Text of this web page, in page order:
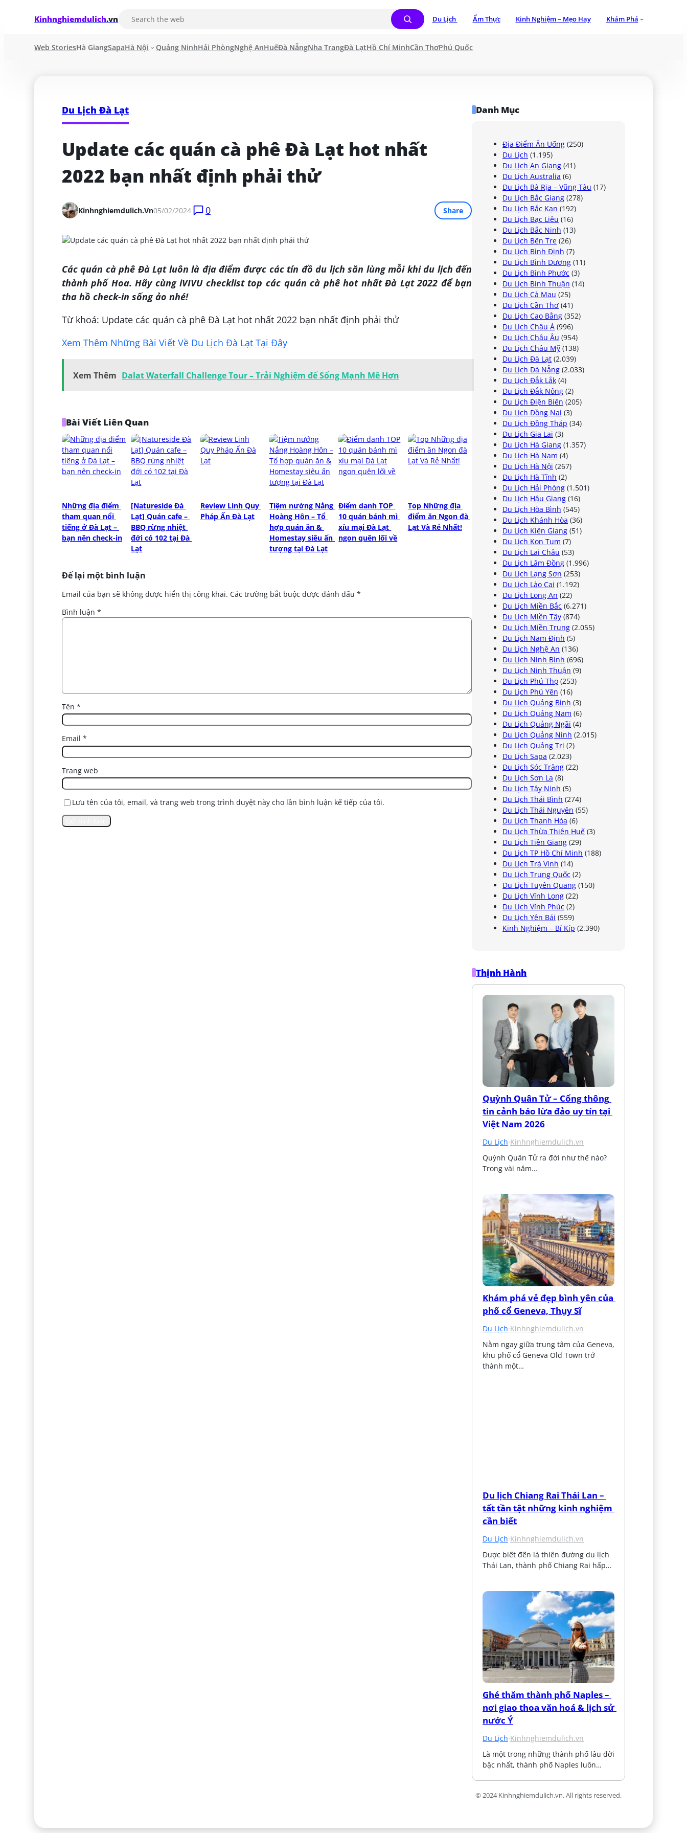
Kinhnghiemdulich.vn Du Lịch Ẩm Thực Kinh Nghiệm – Mẹo Hay Khám Phá
Web StoriesHà GiangSapaHà Nội Quảng NinhHải PhòngNghệ AnHuếĐà NẵngNha TrangĐà LạtHồ Chí MinhCần ThơPhú Quốc
Du Lịch Đà Lạt
Update các quán cà phê Đà Lạt hot nhất
2022 bạn nhất định phải thử
Kinhnghiemdulich.vn05/02/2024 0 Share
Các quán cà phê Đà Lạt luôn là địa điểm được các tín đồ du lịch săn lùng mỗi khi du lịch đến
thành phố Hoa. Hãy cùng iVIVU checklist top các quán cà phê hot nhất Đà Lạt 2022 để bạn
tha hồ check-in sống ảo nhé!
Từ khoá: Update các quán cà phê Đà Lạt hot nhất 2022 bạn nhất định phải thử
Xem Thêm Những Bài Viết Về Du Lịch Đà Lạt Tại Đây
Xem Thêm Dalat Waterfall Challenge Tour – Trải Nghiệm để Sống Mạnh Mẽ Hơn
Bài Viết Liên Quan
Những địa điểm
tham quan nổi
tiếng ở Đà Lạt –
bạn nên check-in
[Natureside Đà
Lạt] Quán cafe –
BBQ rừng nhiệt
đới có 102 tại Đà
Lạt
Review Linh Quy
Pháp Ấn Đà Lạt
Tiệm nướng Nắng
Hoàng Hôn – Tổ
hợp quán ăn &
Homestay siêu ấn
tượng tại Đà Lạt
Điểm danh TOP
10 quán bánh mì
xíu mại Đà Lạt
ngon quên lối về
Top Những địa
điểm ăn Ngon đà
Lạt Và Rẻ Nhất!
Để lại một bình luận
Email của bạn sẽ không được hiển thị công khai. Các trường bắt buộc được đánh dấu *
Bình luận *
Tên *
Email *
Trang web
Lưu tên của tôi, email, và trang web trong trình duyệt này cho lần bình luận kế tiếp của tôi.
Danh Mục
Địa Điểm Ăn Uống (250)
Du Lịch (1.195)
Du Lịch An Giang (41)
Du Lịch Australia (6)
Du Lịch Bà Rịa – Vũng Tàu (17)
Du Lịch Bắc Giang (278)
Du Lịch Bắc Kạn (192)
Du Lịch Bạc Liêu (16)
Du Lịch Bắc Ninh (13)
Du Lịch Bến Tre (26)
Du Lịch Bình Định (7)
Du Lịch Bình Dương (11)
Du Lịch Bình Phước (3)
Du Lịch Bình Thuận (14)
Du Lịch Cà Mau (25)
Du Lịch Cần Thơ (41)
Du Lịch Cao Bằng (352)
Du Lịch Châu Á (996)
Du Lịch Châu Âu (954)
Du Lịch Châu Mỹ (138)
Du Lịch Đà Lạt (2.039)
Du Lịch Đà Nẵng (2.033)
Du Lịch Đắk Lắk (4)
Du Lịch Đắk Nông (2)
Du Lịch Điện Biên (205)
Du Lịch Đồng Nai (3)
Du Lịch Đồng Tháp (34)
Du Lịch Gia Lai (3)
Du Lịch Hà Giang (1.357)
Du Lịch Hà Nam (4)
Du Lịch Hà Nội (267)
Du Lịch Hà Tĩnh (2)
Du Lịch Hải Phòng (1.501)
Du Lịch Hậu Giang (16)
Du Lịch Hòa Bình (545)
Du Lịch Khánh Hòa (36)
Du Lịch Kiên Giang (51)
Du Lịch Kon Tum (7)
Du Lịch Lai Châu (53)
Du Lịch Lâm Đồng (1.996)
Du Lịch Lạng Sơn (253)
Du Lịch Lào Cai (1.192)
Du Lịch Long An (22)
Du Lịch Miền Bắc (6.271)
Du Lịch Miền Tây (874)
Du Lịch Miền Trung (2.055)
Du Lịch Nam Định (5)
Du Lịch Nghệ An (136)
Du Lịch Ninh Bình (696)
Du Lịch Ninh Thuận (9)
Du Lịch Phú Thọ (253)
Du Lịch Phú Yên (16)
Du Lịch Quảng Bình (3)
Du Lịch Quảng Nam (6)
Du Lịch Quảng Ngãi (4)
Du Lịch Quảng Ninh (2.015)
Du Lịch Quảng Trị (2)
Du Lịch Sapa (2.023)
Du Lịch Sóc Trăng (22)
Du Lịch Sơn La (8)
Du Lịch Tây Ninh (5)
Du Lịch Thái Bình (274)
Du Lịch Thái Nguyên (55)
Du Lịch Thanh Hóa (6)
Du Lịch Thừa Thiên Huế (3)
Du Lịch Tiền Giang (29)
Du Lịch TP Hồ Chí Minh (188)
Du Lịch Trà Vinh (14)
Du Lịch Trung Quốc (2)
Du Lịch Tuyên Quang (150)
Du Lịch Vĩnh Long (22)
Du Lịch Vĩnh Phúc (2)
Du Lịch Yên Bái (559)
Kinh Nghiệm – Bí Kíp (2.390)
Thịnh Hành
Quỳnh Quân Tử – Cổng thông
tin cảnh báo lừa đảo uy tín tại
Việt Nam 2026
Du Lịch·Kinhnghiemdulich.vn
Quỳnh Quân Tử ra đời như thế nào?
Trong vài năm…
Khám phá vẻ đẹp bình yên của
phố cổ Geneva, Thụy Sĩ
Du Lịch·Kinhnghiemdulich.vn
Nằm ngay giữa trung tâm của Geneva,
khu phố cổ Geneva Old Town trở
thành một…
Du lịch Chiang Rai Thái Lan –
tất tần tật những kinh nghiệm
cần biết
Du Lịch·Kinhnghiemdulich.vn
Được biết đến là thiên đường du lịch
Thái Lan, thành phố Chiang Rai hấp…
Ghé thăm thành phố Naples –
nơi giao thoa văn hoá & lịch sử
nước Ý
Du Lịch·Kinhnghiemdulich.vn
Là một trong những thành phố lâu đời
bậc nhất, thành phố Naples luôn…
© 2024 Kinhnghiemdulich.vn. All rights reserved.